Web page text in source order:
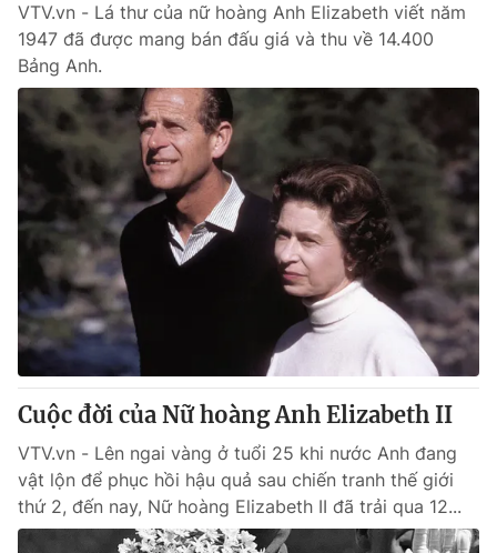
VTV.vn - Lá thư của nữ hoàng Anh Elizabeth viết năm
1947 đã được mang bán đấu giá và thu về 14.400
Bảng Anh.
Cuộc đời của Nữ hoàng Anh Elizabeth II
VTV.vn - Lên ngai vàng ở tuổi 25 khi nước Anh đang
vật lộn để phục hồi hậu quả sau chiến tranh thế giới
thứ 2, đến nay, Nữ hoàng Elizabeth II đã trải qua 12...